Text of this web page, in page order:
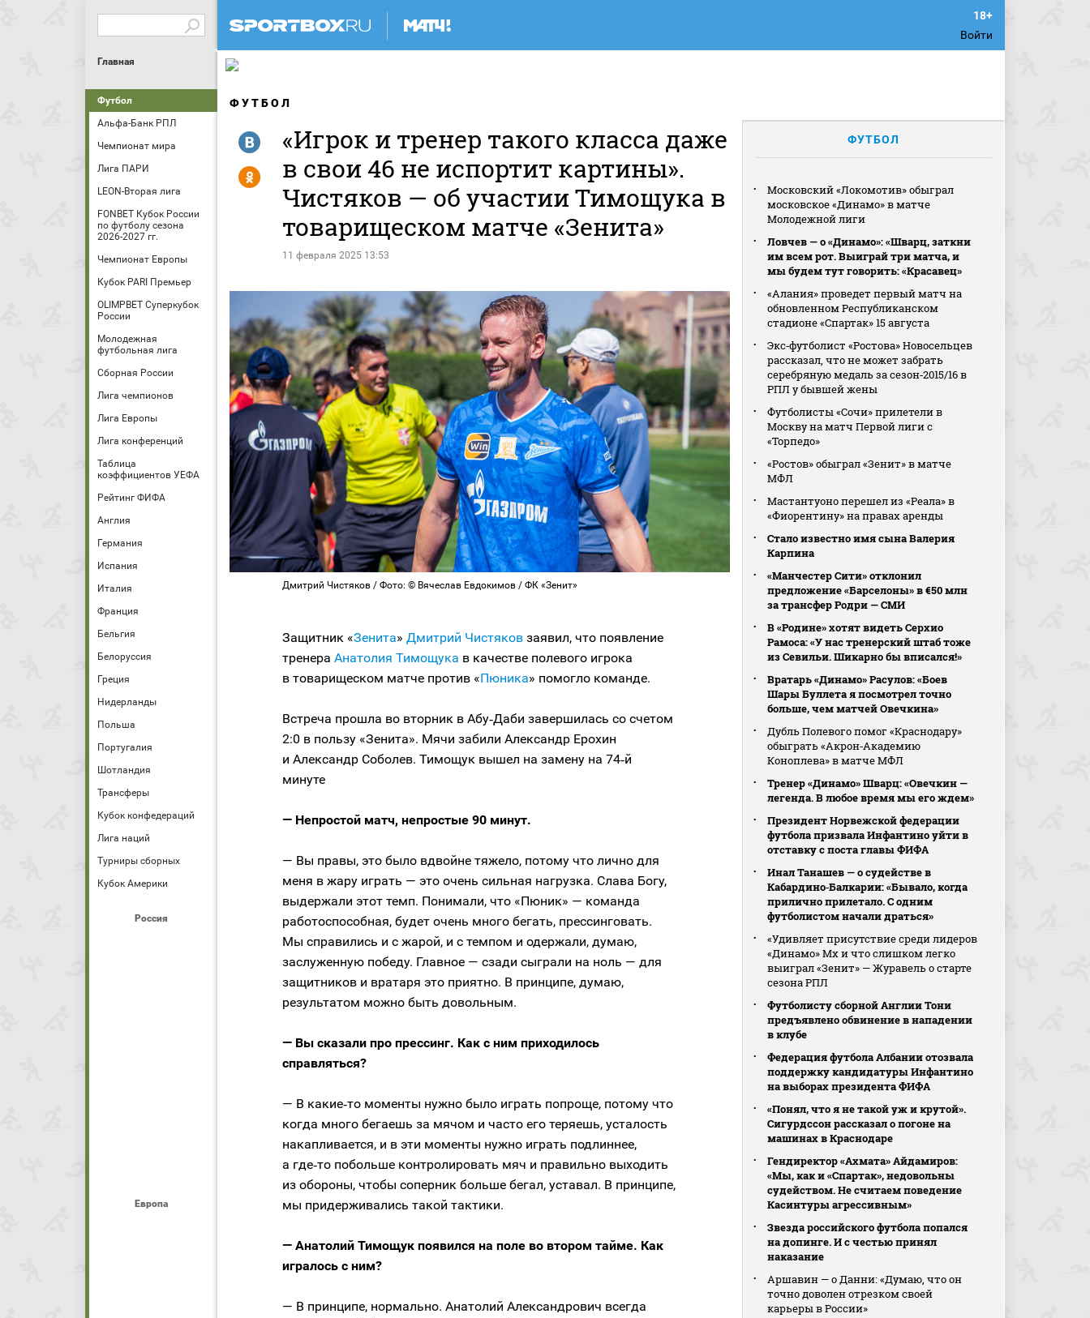
Войти
Главная
Футбол
Альфа-Банк РПЛ
Чемпионат мира
Лига ПАРИ
LEON-Вторая лига
FONBET Кубок России
по футболу сезона
2026-2027 гг.
Чемпионат Европы
Кубок PARI Премьер
OLIMPBET Суперкубок
России
Молодежная
футбольная лига
Сборная России
Лига чемпионов
Лига Европы
Лига конференций
Таблица
коэффициентов УЕФА
Рейтинг ФИФА
Англия
Германия
Испания
Италия
Франция
Бельгия
Белоруссия
Греция
Нидерланды
Польша
Португалия
Шотландия
Трансферы
Кубок конфедераций
Лига наций
Турниры сборных
Кубок Америки
Россия
Европа
ФУТБОЛ
«Игрок и тренер такого класса даже
в свои 46 не испортит картины».
Чистяков — об участии Тимощука в
товарищеском матче «Зенита»
11 февраля 2025 13:53
R
Y
Дмитрий Чистяков / Фото: © Вячеслав Евдокимов / ФК «Зенит»
Защитник «Зенита» Дмитрий Чистяков заявил, что появление
тренера Анатолия Тимощука в качестве полевого игрока
в товарищеском матче против «Пюника» помогло команде.
Встреча прошла во вторник в Абу‑Даби завершилась со счетом
2:0 в пользу «Зенита». Мячи забили Александр Ерохин
и Александр Соболев. Тимощук вышел на замену на 74‑й
минуте
— Непростой матч, непростые 90 минут.
— Вы правы, это было вдвойне тяжело, потому что лично для
меня в жару играть — это очень сильная нагрузка. Слава Богу,
выдержали этот темп. Понимали, что «Пюник» — команда
работоспособная, будет очень много бегать, прессинговать.
Мы справились и с жарой, и с темпом и одержали, думаю,
заслуженную победу. Главное — сзади сыграли на ноль — для
защитников и вратаря это приятно. В принципе, думаю,
результатом можно быть довольным.
— Вы сказали про прессинг. Как с ним приходилось
справляться?
— В какие‑то моменты нужно было играть попроще, потому что
когда много бегаешь за мячом и часто его теряешь, усталость
накапливается, и в эти моменты нужно играть подлиннее,
а где‑то побольше контролировать мяч и правильно выходить
из обороны, чтобы соперник больше бегал, уставал. В принципе,
мы придерживались такой тактики.
— Анатолий Тимощук появился на поле во втором тайме. Как
игралось с ним?
— В принципе, нормально. Анатолий Александрович всегда
ФУТБОЛ
Московский «Локомотив» обыграл
московское «Динамо» в матче
Молодежной лиги
Ловчев — о «Динамо»: «Шварц, заткни
им всем рот. Выиграй три матча, и
мы будем тут говорить: «Красавец»
«Алания» проведет первый матч на
обновленном Республиканском
стадионе «Спартак» 15 августа
Экс‑футболист «Ростова» Новосельцев
рассказал, что не может забрать
серебряную медаль за сезон‑2015/16 в
РПЛ у бывшей жены
Футболисты «Сочи» прилетели в
Москву на матч Первой лиги с
«Торпедо»
«Ростов» обыграл «Зенит» в матче
МФЛ
Мастантуоно перешел из «Реала» в
«Фиорентину» на правах аренды
Стало известно имя сына Валерия
Карпина
«Манчестер Сити» отклонил
предложение «Барселоны» в €50 млн
за трансфер Родри — СМИ
В «Родине» хотят видеть Серхио
Рамоса: «У нас тренерский штаб тоже
из Севильи. Шикарно бы вписался!»
Вратарь «Динамо» Расулов: «Боев
Шары Буллета я посмотрел точно
больше, чем матчей Овечкина»
Дубль Полевого помог «Краснодару»
обыграть «Акрон‑Академию
Коноплева» в матче МФЛ
Тренер «Динамо» Шварц: «Овечкин —
легенда. В любое время мы его ждем»
Президент Норвежской федерации
футбола призвала Инфантино уйти в
отставку с поста главы ФИФА
Инал Танашев — о судействе в
Кабардино‑Балкарии: «Бывало, когда
прилично прилетало. С одним
футболистом начали драться»
«Удивляет присутствие среди лидеров
«Динамо» Мх и что слишком легко
выиграл «Зенит» — Журавель о старте
сезона РПЛ
Футболисту сборной Англии Тони
предъявлено обвинение в нападении
в клубе
Федерация футбола Албании отозвала
поддержку кандидатуры Инфантино
на выборах президента ФИФА
«Понял, что я не такой уж и крутой».
Сигурдссон рассказал о погоне на
машинах в Краснодаре
Гендиректор «Ахмата» Айдамиров:
«Мы, как и «Спартак», недовольны
судейством. Не считаем поведение
Касинтуры агрессивным»
Звезда российского футбола попался
на допинге. И с честью принял
наказание
Аршавин — о Данни: «Думаю, что он
точно доволен отрезком своей
карьеры в России»